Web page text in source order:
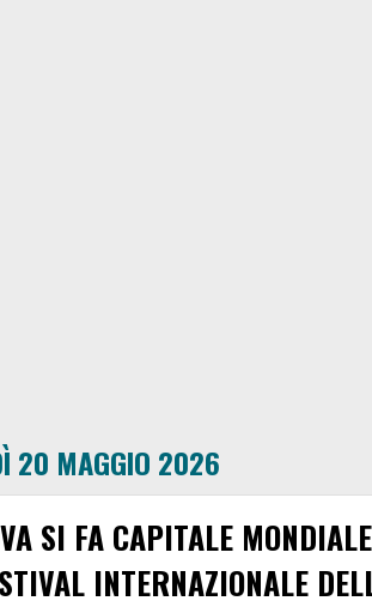
20 MAGGIO 2026
SI FA CAPITALE
INTERNAZIONALE